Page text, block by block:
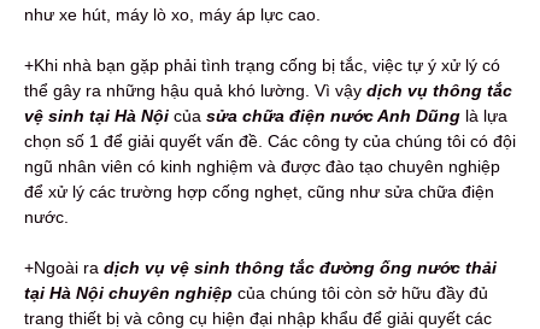
như xe hút, máy lò xo, máy áp lực cao.
+Khi nhà bạn gặp phải tình trạng cống bị tắc, việc tự ý xử lý có
thể gây ra những hậu quả khó lường. Vì vậy dịch vụ thông tắc
vệ sinh tại Hà Nội của sửa chữa điện nước Anh Dũng là lựa
chọn số 1 để giải quyết vấn đề. Các công ty của chúng tôi có đội
ngũ nhân viên có kinh nghiệm và được đào tạo chuyên nghiệp
để xử lý các trường hợp cống nghẹt, cũng như sửa chữa điện
nước.
+Ngoài ra dịch vụ vệ sinh thông tắc đường ống nước thải
tại Hà Nội chuyên nghiệp của chúng tôi còn sở hữu đầy đủ
trang thiết bị và công cụ hiện đại nhập khẩu để giải quyết các